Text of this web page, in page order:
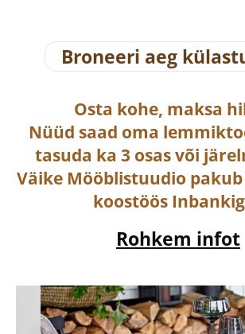
Broneeri aeg
Osta kohe, maksa
Nüüd saad oma
tasuda ka 3 osas või
Väike Mööblistuudio
koostöös
Rohkem infot